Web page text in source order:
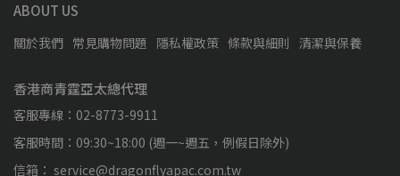
ABOUT US
關於我們 常見購物問題 隱私權政策 條款與細則 清潔與保養
香港商青霆亞太總代理
客服專線：02-8773-9911
客服時間：09:30~18:00 (週一~週五，例假日除外)
信箱： service@dragonflyapac.com.tw